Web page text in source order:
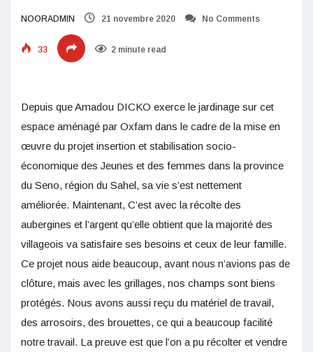
NOORADMIN 21 novembre 2020 No Comments
33 2 minute read
Depuis que Amadou DICKO exerce le jardinage sur cet
espace aménagé par Oxfam dans le cadre de la mise en
œuvre du projet insertion et stabilisation socio-
économique des Jeunes et des femmes dans la province
du Seno, région du Sahel, sa vie s’est nettement
améliorée. Maintenant, C’est avec la récolte des
aubergines et l’argent qu’elle obtient que la majorité des
villageois va satisfaire ses besoins et ceux de leur famille.
Ce projet nous aide beaucoup, avant nous n’avions pas de
clôture, mais avec les grillages, nos champs sont biens
protégés. Nous avons aussi reçu du matériel de travail,
des arrosoirs, des brouettes, ce qui a beaucoup facilité
notre travail. La preuve est que l’on a pu récolter et vendre